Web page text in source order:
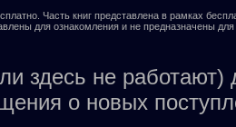
Часть книг представлена в рамках
для ознакомления и не предназначены
здесь не работают)
о новых